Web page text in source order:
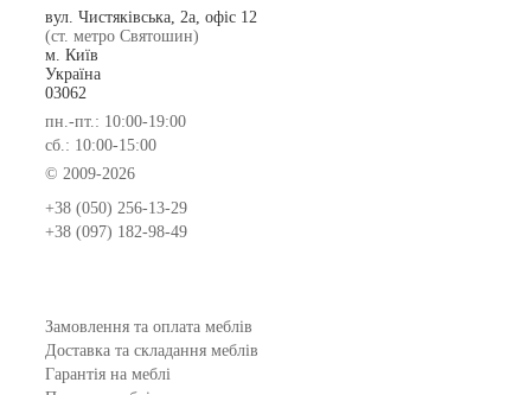
вул. Чистяківська, 2а, офіс 12
(ст. метро Святошин)
м. Київ
Україна
03062
пн.-пт.: 10:00-19:00
сб.: 10:00-15:00
© 2009-2026
+38 (050) 256-13-29
+38 (097) 182-98-49
Замовлення та оплата меблів
Доставка та складання меблів
Гарантія на меблі